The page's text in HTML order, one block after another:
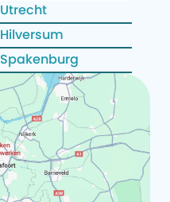
Utrecht
Hilversum
Spakenburg